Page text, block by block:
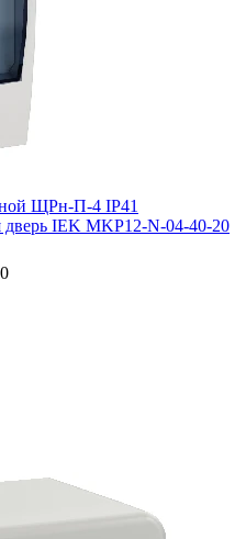
ЩРн-П-4 IP41
дверь IEK MKP12-N-04-40-20